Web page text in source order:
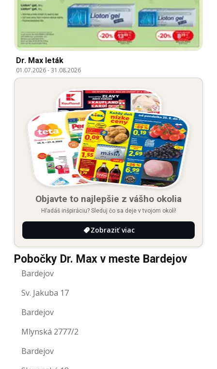
Dr. Max leták
01.07.2026-31.08.2026
Objavte to najlepšie z vášho okolia
Hľadáš inšpiráciu? Sleduj čo sa deje v tvojom okolí!
Zobraziť viac
Pobočky Dr. Max v meste Bardejov
Bardejov
Sv. Jakuba 17
Bardejov
Mlynská 2777/2
Bardejov